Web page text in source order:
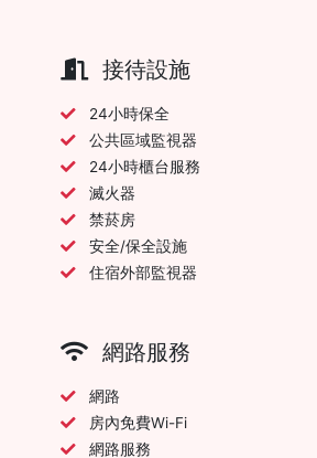
接待設施
24小時保全
公共區域監視器
24小時櫃台服務
滅火器
禁菸房
安全/保全設施
住宿外部監視器
網路服務
網路
房內免費Wi-Fi
網路服務